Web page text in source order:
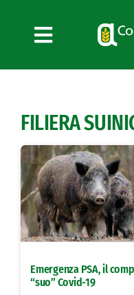
contenuto
Toggle
Navigation
News
Bandi
Formazione
Convenzioni
L’Agricoltore cuneese
Lavora con noi
FILIERA
Emergenza PSA, il
“suo” Covid-19